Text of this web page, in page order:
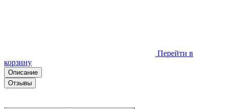
Перейти в
корзину
Описание
Отзывы